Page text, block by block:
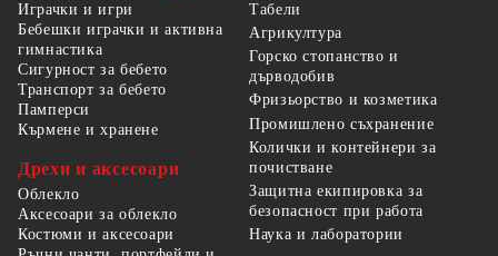
Играчки и игри
Бебешки играчки и активна
гимнастика
Сигурност за бебето
Транспорт за бебето
Памперси
Кърмене и хранене
Дрехи и аксесоари
Облекло
Аксесоари за облекло
Костюми и аксесоари
Табели
Агрикултура
Горско стопанство и
дърводобив
Фризьорство и козметика
Промишлено съхранение
Колички и контейнери за
почистване
Защитна екипировка за
безопасност при работа
Наука и лаборатории